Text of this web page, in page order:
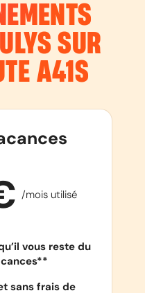
SUR
A41S
/mois utilisé
vous reste du
sans frais de